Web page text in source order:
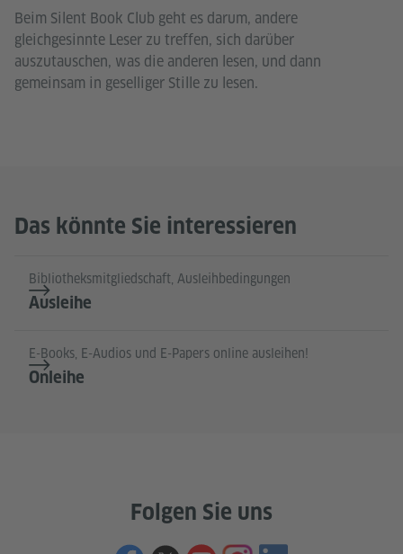
Beim Silent Book Club geht es darum, andere
gleichgesinnte Leser zu treffen, sich darüber
auszutauschen, was die anderen lesen, und dann
gemeinsam in geselliger Stille zu lesen.
Das könnte Sie interessieren
Bibliotheksmitgliedschaft, Ausleihbedingungen
Ausleihe
E-Books, E-Audios und E-Papers online ausleihen!
Onleihe
Folgen Sie uns